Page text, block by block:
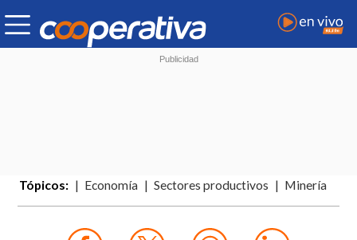
Tópicos: Economía Sectores productivos Minería